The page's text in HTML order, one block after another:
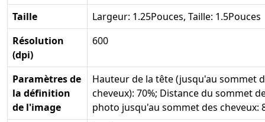
Taille
Largeur: 1.25Pouces, Taille: 1.5Pouces
Résolution
(dpi)
600
Paramètres de
la définition
de l'image
Hauteur de la tête (jusqu'au sommet
cheveux): 70%; Distance du sommet
photo jusqu'au sommet des cheveux: